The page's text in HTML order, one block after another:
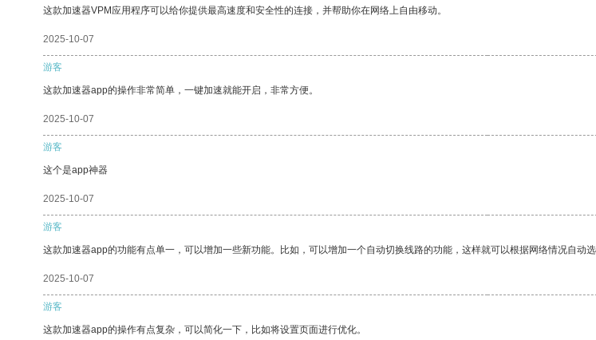
这款加速器VPM应用程序可以给你提供最高速度和安全性的连接，并帮助你在网络上自由移动。
2025-10-07
游客
这款加速器app的操作非常简单，一键加速就能开启，非常方便。
2025-10-07
游客
这个是app神器
2025-10-07
游客
这款加速器app的功能有点单一，可以增加一些新功能。比如，可以增加一个自动切换线路的功能，这样就可以根据网络情况自动
2025-10-07
游客
这款加速器app的操作有点复杂，可以简化一下，比如将设置页面进行优化。